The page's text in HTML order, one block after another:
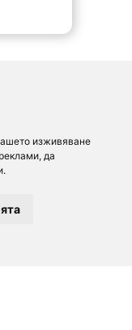
изживяване
да